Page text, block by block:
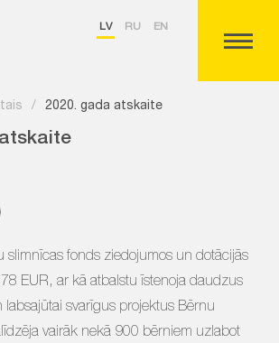
LV RU EN
/ 2020. gada atskaite
slimnīcas fonds ziedojumos un dotācijās
EUR, ar kā atbalstu īstenoja daudzus
labsajūtai svarīgus projektus Bērnu
vairāk nekā 900 bērniem uzlabot